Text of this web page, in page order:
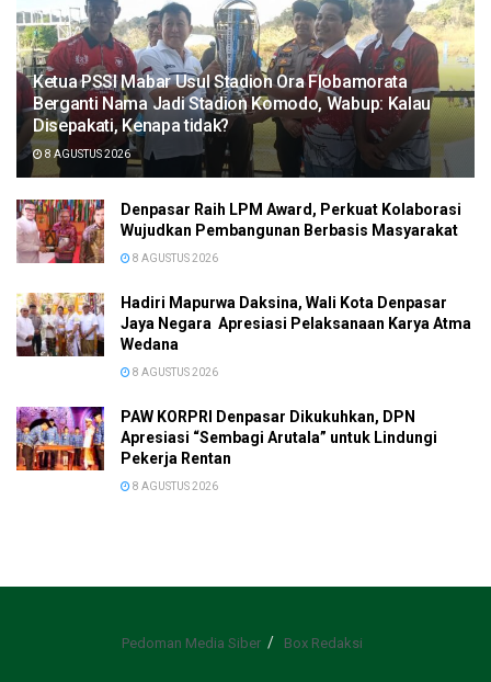
Ketua PSSI Mabar Usul Stadion Ora Flobamorata
Berganti Nama Jadi Stadion Komodo, Wabup: Kalau
Disepakati, Kenapa tidak?
8 AGUSTUS 2026
Denpasar Raih LPM Award, Perkuat Kolaborasi
Wujudkan Pembangunan Berbasis Masyarakat
8 AGUSTUS 2026
Hadiri Mapurwa Daksina, Wali Kota Denpasar
Jaya Negara Apresiasi Pelaksanaan Karya Atma
Wedana
8 AGUSTUS 2026
PAW KORPRI Denpasar Dikukuhkan, DPN
Apresiasi “Sembagi Arutala” untuk Lindungi
Pekerja Rentan
8 AGUSTUS 2026
Pedoman Media Siber Box Redaksi